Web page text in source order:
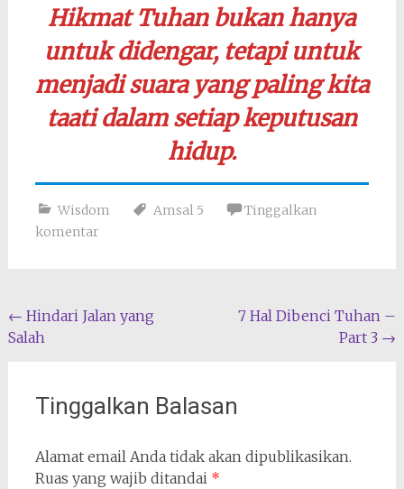
Hikmat Tuhan bukan hanya
untuk didengar, tetapi untuk
menjadi suara yang paling kita
taati dalam setiap keputusan
hidup.
Wisdom Amsal 5
Tinggalkan
komentar
Navigasi
pos
← Hindari Jalan yang
Salah
7 Hal Dibenci Tuhan –
Part 3 →
Tinggalkan Balasan
Alamat email Anda tidak akan dipublikasikan.
Ruas yang wajib ditandai *